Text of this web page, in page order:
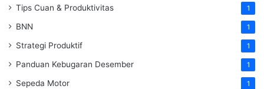
Tips Cuan & Produktivitas 1
BNN 1
Strategi Produktif 1
Panduan Kebugaran Desember 1
Sepeda Motor 1